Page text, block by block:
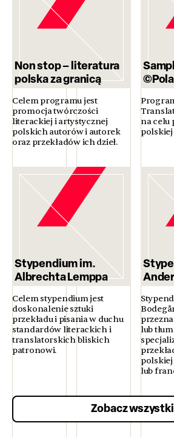
Non stop – literatura
polska za granicą
Celem programu jest
promocja twórczości
literackiej i artystycznej
polskich autorów i autorek
oraz przekładów ich dzieł.
na celu
polskiej
Stypendium im.
Albrechta Lemppa
Celem stypendium jest
doskonalenie sztuki
przekładu i pisania w duchu
standardów literackich i
translatorskich bliskich
patronowi.
lub
polskiej
lub
Zobacz